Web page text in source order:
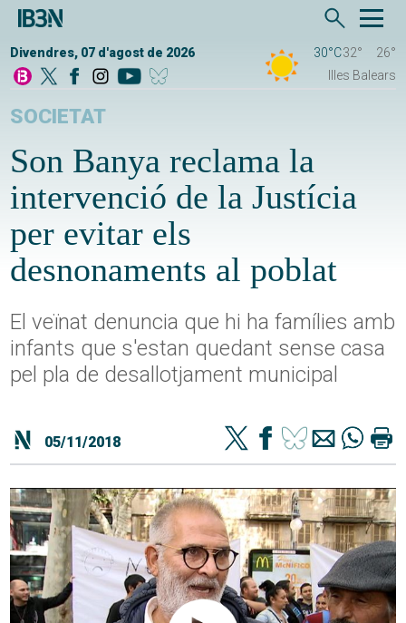
Divendres, 07 d'agost de 2026 30°C32°
26°
Illes Balears
SOCIETAT
Son Banya reclama la
intervenció de la Justícia
per evitar els
desnonaments al poblat
El veïnat denuncia que hi ha famílies amb
infants que s'estan quedant sense casa
pel pla de desallotjament municipal
05/11/2018